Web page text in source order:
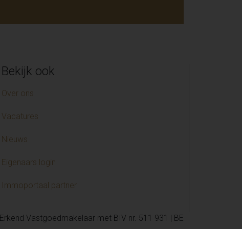
Bekijk ook
Over ons
Vacatures
Nieuws
Eigenaars login
Immoportaal partner
Vastgoedmakelaar met BIV nr. 511 931 | BE